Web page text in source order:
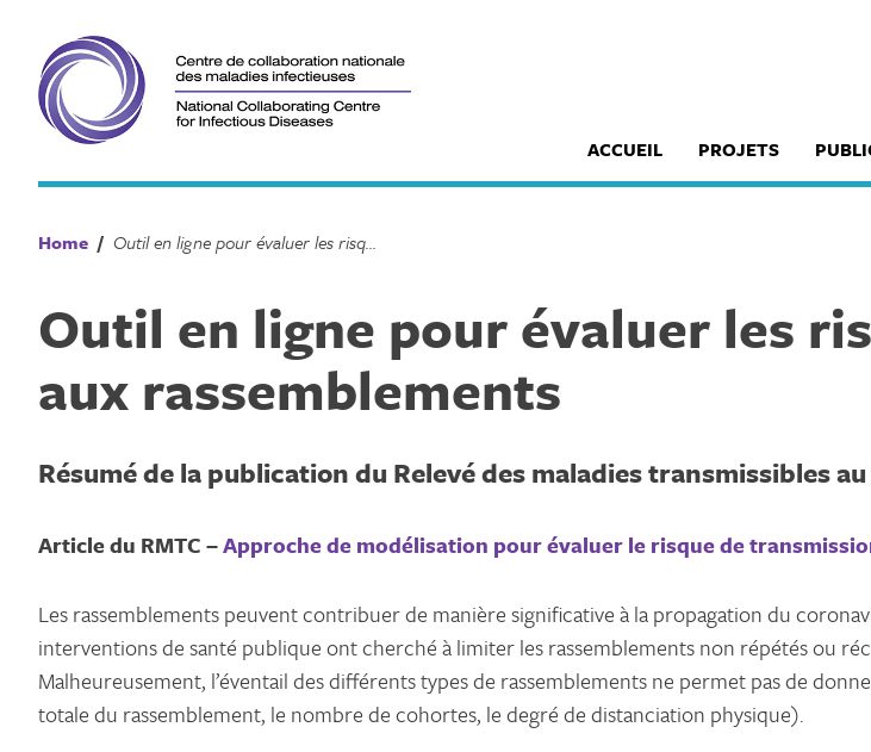
content
ACCUEIL PROJETS
Home / Outil en ligne pour évaluer les risques épidémiologiques liés aux rassemblements
Outil en ligne pour évaluer les
aux rassemblements
Résumé de la publication du Relevé des maladies transmissibles
Article du RMTC –Approche de modélisation pour évaluer le risque de
Les rassemblements peuvent contribuer de manière significative à la propagation du
interventions de santé publique ont cherché à limiter les rassemblements non répétés ou
Malheureusement, l’éventail des différents types de rassemblements ne permet pas de
totale du rassemblement, le nombre de cohortes, le degré de distanciation physique).